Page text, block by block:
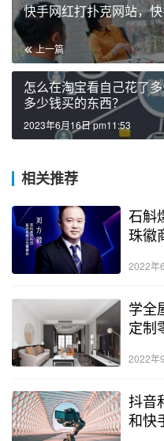
快手网红打扑克网站，
上一篇
怎么在淘宝看自己花了
多少钱买的东西？
2023年6月16日 pm11:53
相关推荐
石斛
珠徽
2022年
学全
定制
2022年
抖音
和快